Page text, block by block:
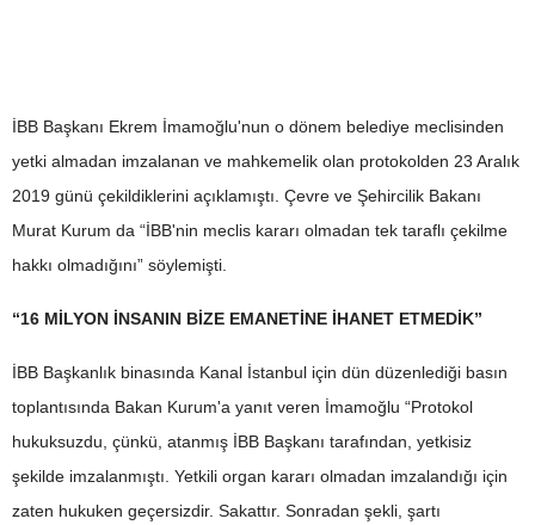
İBB Başkanı Ekrem İmamoğlu'nun o dönem belediye meclisinden
yetki almadan imzalanan ve mahkemelik olan protokolden 23 Aralık
2019 günü çekildiklerini açıklamıştı. Çevre ve Şehircilik Bakanı
Murat Kurum da “İBB'nin meclis kararı olmadan tek taraflı çekilme
hakkı olmadığını” söylemişti.
“16 MİLYON İNSANIN BİZE EMANETİNE İHANET ETMEDİK”
İBB Başkanlık binasında Kanal İstanbul için dün düzenlediği basın
toplantısında Bakan Kurum'a yanıt veren İmamoğlu “Protokol
hukuksuzdu, çünkü, atanmış İBB Başkanı tarafından, yetkisiz
şekilde imzalanmıştı. Yetkili organ kararı olmadan imzalandığı için
zaten hukuken geçersizdir. Sakattır. Sonradan şekli, şartı